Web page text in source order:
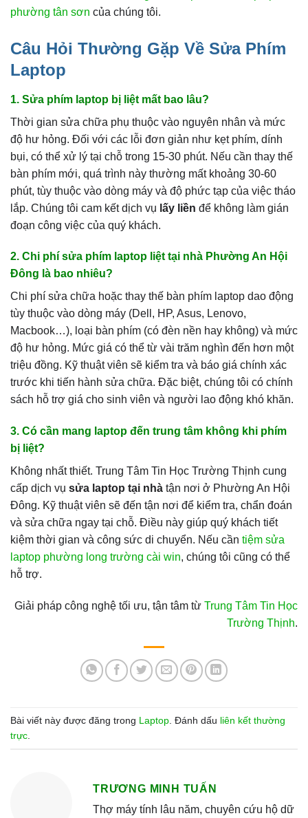
phường tân sơn của chúng tôi.
Câu Hỏi Thường Gặp Về Sửa Phím
Laptop
1. Sửa phím laptop bị liệt mất bao lâu?
Thời gian sửa chữa phụ thuộc vào nguyên nhân và mức
độ hư hỏng. Đối với các lỗi đơn giản như kẹt phím, dính
bụi, có thể xử lý tại chỗ trong 15-30 phút. Nếu cần thay thế
bàn phím mới, quá trình này thường mất khoảng 30-60
phút, tùy thuộc vào dòng máy và độ phức tạp của việc tháo
lắp. Chúng tôi cam kết dịch vụ lấy liền để không làm gián
đoạn công việc của quý khách.
2. Chi phí sửa phím laptop liệt tại nhà Phường An Hội
Đông là bao nhiêu?
Chi phí sửa chữa hoặc thay thế bàn phím laptop dao động
tùy thuộc vào dòng máy (Dell, HP, Asus, Lenovo,
Macbook…), loại bàn phím (có đèn nền hay không) và mức
độ hư hỏng. Mức giá có thể từ vài trăm nghìn đến hơn một
triệu đồng. Kỹ thuật viên sẽ kiểm tra và báo giá chính xác
trước khi tiến hành sửa chữa. Đặc biệt, chúng tôi có chính
sách hỗ trợ giá cho sinh viên và người lao động khó khăn.
3. Có cần mang laptop đến trung tâm không khi phím
bị liệt?
Không nhất thiết. Trung Tâm Tin Học Trường Thịnh cung
cấp dịch vụ sửa laptop tại nhà tận nơi ở Phường An Hội
Đông. Kỹ thuật viên sẽ đến tận nơi để kiểm tra, chẩn đoán
và sửa chữa ngay tại chỗ. Điều này giúp quý khách tiết
kiệm thời gian và công sức di chuyển. Nếu cần tiệm sửa
laptop phường long trường cài win, chúng tôi cũng có thể
hỗ trợ.
Giải pháp công nghệ tối ưu, tận tâm từ Trung Tâm Tin Học
Trường Thịnh.
Bài viết này được đăng trong Laptop . Đánh dấu liên kết thường
trực
TRƯƠNG MINH TUẤN
Thợ máy tính lâu năm, chuyên cứu hộ dữ